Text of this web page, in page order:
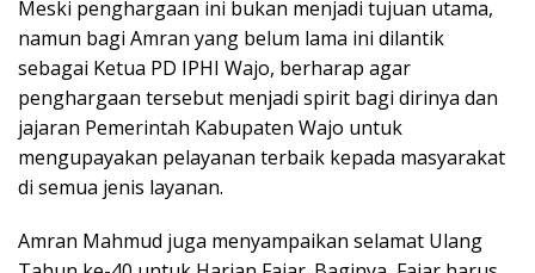
Meski penghargaan ini bukan menjadi tujuan utama,
namun bagi Amran yang belum lama ini dilantik
sebagai Ketua PD IPHI Wajo, berharap agar
penghargaan tersebut menjadi spirit bagi dirinya dan
jajaran Pemerintah Kabupaten Wajo untuk
mengupayakan pelayanan terbaik kepada masyarakat
di semua jenis layanan.
Amran Mahmud juga menyampaikan selamat Ulang